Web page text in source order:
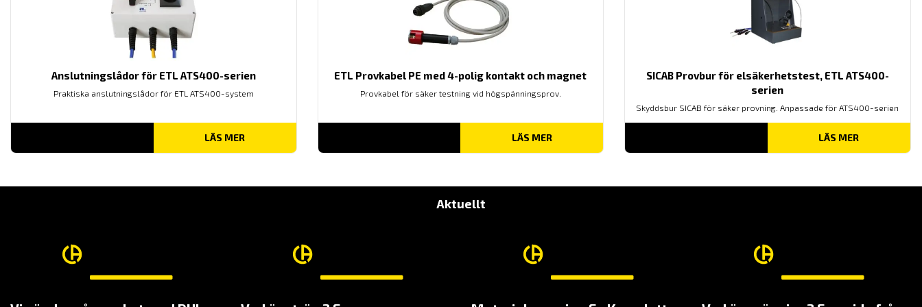
Anslutningslådor för ETL ATS400-serien
Praktiska anslutningslådor för ETL ATS400-system
LÄS MER
ETL Provkabel PE med 4-polig kontakt och magnet
Provkabel för säker testning vid högspänningsprov.
LÄS MER
SICAB Provbur för elsäkerhetstest, ETL ATS400-
serien
Skyddsbur SICAB för säker provning. Anpassade för ATS400-serien
LÄS MER
Aktuellt